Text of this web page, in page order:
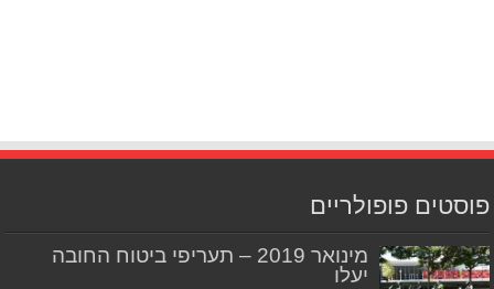
פוסטים פופולריים
מינואר 2019 – תעריפי ביטוח החובה
יעלו